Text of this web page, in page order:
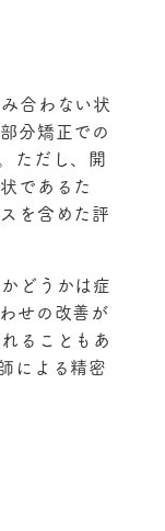
合わない状
分矯正での
ただし、開
であるた
を含めた評
どうかは症
せの改善が
ることもあ
による精密